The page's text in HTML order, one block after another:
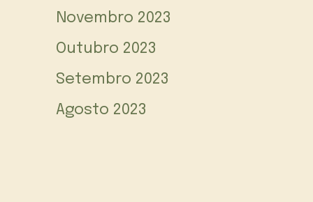
Novembro 2023
Outubro 2023
Setembro 2023
Agosto 2023